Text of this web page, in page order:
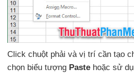
Click chuột phải và vị trí cần tạo
chọn biểu tượng Paste hoặc sử